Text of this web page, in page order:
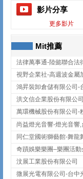
影片分享
更多影片
Mit推薦
汶展工業股份有限公司